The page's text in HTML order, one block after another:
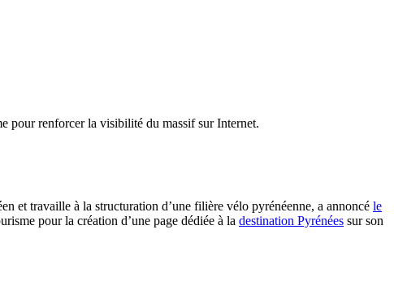
pour renforcer la visibilité du massif sur Internet.
et travaille à la structuration d’une filière vélo pyrénéenne, a annoncé le
pour la création d’une page dédiée à la destination Pyrénées sur son